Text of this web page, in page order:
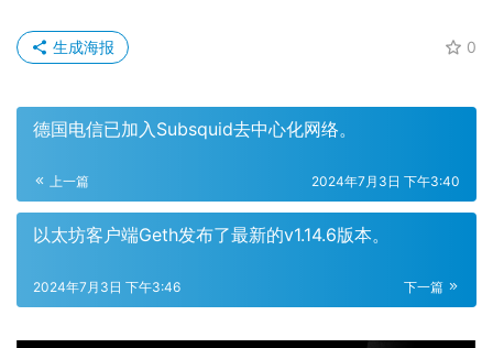
0
生成海报
德国电信已加入Subsquid去中心化网络。
上一篇 2024年7月3日 下午3:40
以太坊客户端Geth发布了最新的v1.14.6版本。
下一篇
2024年7月3日 下午3:46